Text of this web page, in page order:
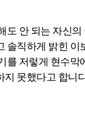
도 안 되는 자신
솔직하게 밝힌 이
를 저렇게 현수막
지 못했다고 합니